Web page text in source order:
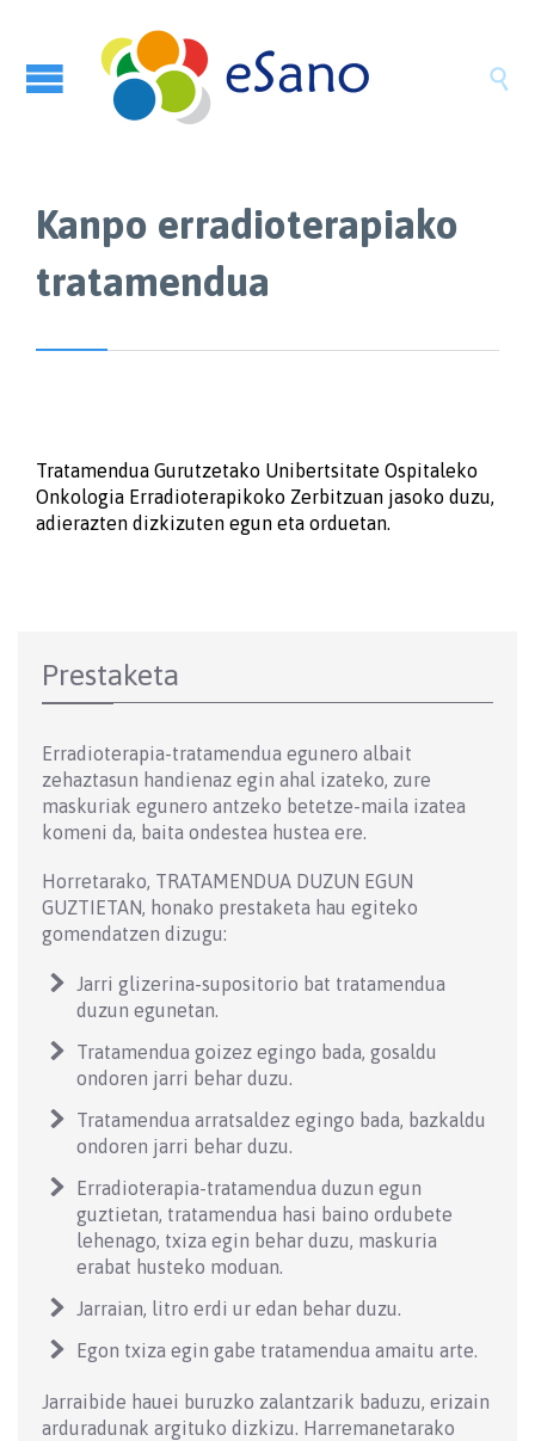

Kanpo erradioterapiako
tratamendua
Tratamendua Gurutzetako Unibertsitate Ospitaleko
Onkologia Erradioterapikoko Zerbitzuan jasoko duzu,
adierazten dizkizuten egun eta orduetan.
Prestaketa
Erradioterapia-tratamendua egunero albait
zehaztasun handienaz egin ahal izateko, zure
maskuriak egunero antzeko betetze-maila izatea
komeni da, baita ondestea hustea ere.
Horretarako, TRATAMENDUA DUZUN EGUN
GUZTIETAN, honako prestaketa hau egiteko
gomendatzen dizugu:
Jarri glizerina-supositorio bat tratamendua
duzun egunetan.
Tratamendua goizez egingo bada, gosaldu
ondoren jarri behar duzu.
Tratamendua arratsaldez egingo bada, bazkaldu
ondoren jarri behar duzu.
Erradioterapia-tratamendua duzun egun
guztietan, tratamendua hasi baino ordubete
lehenago, txiza egin behar duzu, maskuria
erabat husteko moduan.
Jarraian, litro erdi ur edan behar duzu.
Egon txiza egin gabe tratamendua amaitu arte.
Jarraibide hauei buruzko zalantzarik baduzu, erizain
arduradunak argituko dizkizu. Harremanetarako